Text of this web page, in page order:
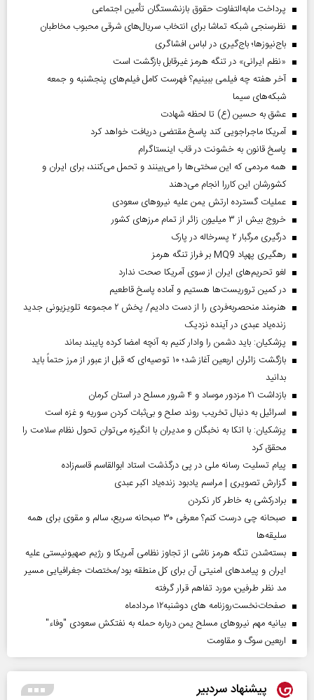
پرداخت مابه‌التفاوت حقوق بازنشستگان تأمین اجتماعی
نظرسنجی شبکه تماشا برای انتخاب سریال‌های شرقی محبوب مخاطبان
باج‌نیوزها؛ باج‌گیری در لباس افشاگری
«نظم ایرانی» در تنگه هرمز غیرقابل بازگشت است
آخر هفته چه فیلمی ببینیم؟ فهرست کامل فیلم‌های پنجشنبه و جمعه
شبکه‌های سیما
عشق به حسین (ع) تا لحظه شهادت
آمریکا ماجراجویی کند پاسخ مقتضی دریافت خواهد کرد
پاسخ قانون به خشونت در قاب اینستاگرام
همه مردمی که این سختی‌ها را می‌بینند و تحمل می‌کنند، برای ایران و
کشورشان این کاررا انجام می‌دهند
عملیات گسترده ارتش یمن علیه نیروهای سعودی
خروج بیش از ۳ میلیون زائر از تمام مرز‌های کشور
درگیری مرگبار ۲ پسرخاله در پارک
رهگیری پهپاد MQ9 بر فراز تنگه هرمز
لغو تحریم‌های ایران از سوی آمریکا صحت ندارد
در کمین تروریست‌ها هستیم و آماده پاسخ قاطعیم
هنرمند منحصر‌به‌فردی را از دست دادیم/ پخش ۲ مجموعه تلویزیونی جدید
زنده‌یاد عبدی در آینده نزدیک
پزشکیان: باید دشمن را وادار کنیم به آنچه امضا کرده پایبند بماند
بازگشت زائران اربعین آغاز شد؛ ۱۰ توصیه‌ای که قبل از عبور از مرز حتماً باید
بدانید
بازداشت ۲۱ مزدور موساد و ۴ شرور مسلح در استان کرمان
اسرائیل به دنبال تخریب روند صلح و بی‌ثبات کردن سوریه و غزه است
پزشکیان: با اتکا به نخبگان و مدیران با انگیزه می‌توان تحول نظام سلامت را
محقق کرد
پیام تسلیت رسانه ملی در پی درگذشت استاد ابوالقاسم قاسم‌زاده
گزارش تصویری | مراسم یادبود زنده‌یاد اکبر عبدی
برادرکشی به خاطر کار نکردن
صبحانه چی درست کنم؟ معرفی ۳۰ صبحانه سریع، سالم و مقوی برای همه
سلیقه‌ها
بسته‌شدن تنگه هرمز ناشی از تجاوز نظامی آمریکا و رژیم صهیونیستی علیه
ایران و پیامد‌های امنیتی آن برای کل منطقه بود/مختصات جغرافیایی مسیر
مد نظر طرفین، مورد تفاهم قرار گرفته
صفحات‌نخست‌روزنامه ها‌ی دوشنبه‌۱۲ مردادماه
بیانیه مهم نیروهای مسلح یمن درباره حمله به نفتکش سعودی "وفاء"
اربعین سوگ و مقاومت
پیشنهاد سردبیر